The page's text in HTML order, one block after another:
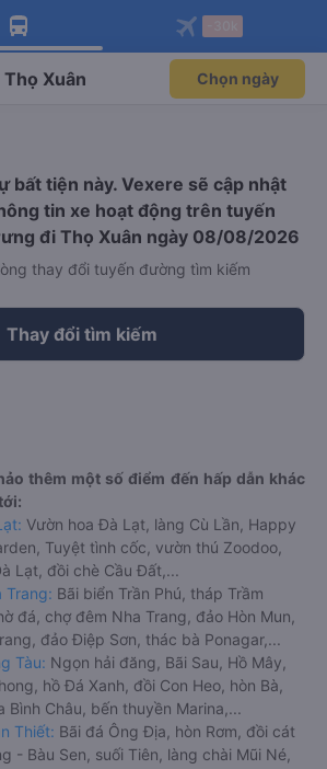
app Vexere ngay!
ưu đãi thành viên độc
Mở app
app Vexere
ghế khi đặt vé máy bay qua
Mở app
Thọ Xuân Chọn ngày
bất tiện này. Vexere sẽ cập nhật
tin xe hoạt động trên tuyến
đi Thọ Xuân ngày 08/08/2026
thay đổi tuyến đường tìm kiếm
Thay đổi tìm kiếm
thêm một số điểm đến hấp dẫn khác
Vườn hoa Đà Lạt, làng Cù Lần, Happy
Tuyệt tình cốc, vườn thú Zoodoo,
Lạt, đồi chè Cầu Đất,...
Trang: Bãi biển Trần Phú, tháp Trầm
đá, chợ đêm Nha Trang, đảo Hòn Mun,
đảo Điệp Sơn, thác bà Ponagar,...
Tàu: Ngọn hải đăng, Bãi Sau, Hồ Mây,
hồ Đá Xanh, đồi Con Heo, hòn Bà,
Bình Châu, bến thuyền Marina,...
Thiết: Bãi đá Ông Địa, hòn Rơm, đồi cát
- Bàu Sen, suối Tiên, làng chài Mũi Né,